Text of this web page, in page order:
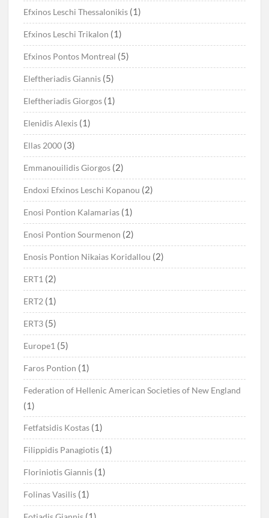
Efxinos Leschi Thessalonikis (1)
Efxinos Leschi Trikalon (1)
Efxinos Pontos Montreal (5)
Eleftheriadis Giannis (5)
Eleftheriadis Giorgos (1)
Elenidis Alexis (1)
Ellas 2000 (3)
Emmanouilidis Giorgos (2)
Endoxi Efxinos Leschi Kopanou (2)
Enosi Pontion Kalamarias (1)
Enosi Pontion Sourmenon (2)
Enosis Pontion Nikaias Koridallou (2)
ERT1 (2)
ERT2 (1)
ERT3 (5)
Europe1 (5)
Faros Pontion (1)
Federation of Hellenic American Societies of New England
(1)
Fetfatsidis Kostas (1)
Filippidis Panagiotis (1)
Floriniotis Giannis (1)
Folinas Vasilis (1)